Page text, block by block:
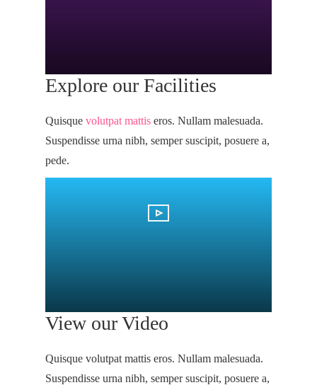
Explore our Facilities
Quisque volutpat mattis eros. Nullam malesuada.
Suspendisse urna nibh, semper suscipit, posuere a,
pede.
View our Video
Quisque volutpat mattis eros. Nullam malesuada.
Suspendisse urna nibh, semper suscipit, posuere a,